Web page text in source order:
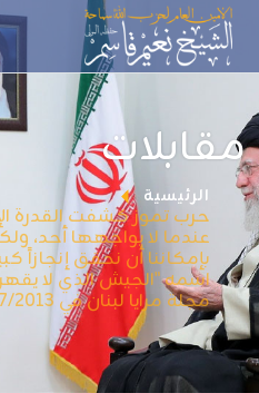
مقابلات
الرئيسية
حرب تموز كشفت القدرة
عندما لا يواجهها أحد،
بإمكاننا أن نحقق إنجازاً
اسمه "الجيش الذي لا
مجلة مرايا لبنان في 30/7/2013